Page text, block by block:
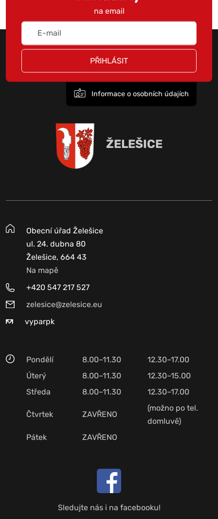
na email
PŘIHLÁSIT
Informace o osobních údajích
ŽELEŠICE
Obecní úřad Želešice
ul. 24. dubna 80
Želešice, 664 43
Na mapě
+420 547 217 527
zelesice@zelesice.eu
vyparpk
Pondělí 8.00–11.30
12.30–17.00
Úterý
8.00–11.30
12.30–15.00
Středa
8.00–11.30 12.30–17.00
Čtvrtek ZAVŘENO
(možno po tel.
domluvě)
Pátek
ZAVŘENO
Sledujte nás i na facebooku!